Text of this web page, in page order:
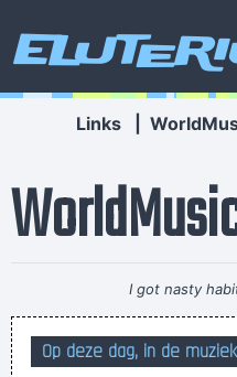
Links
I got nasty
. And these children
their worlds, they are
Op deze dag, in de